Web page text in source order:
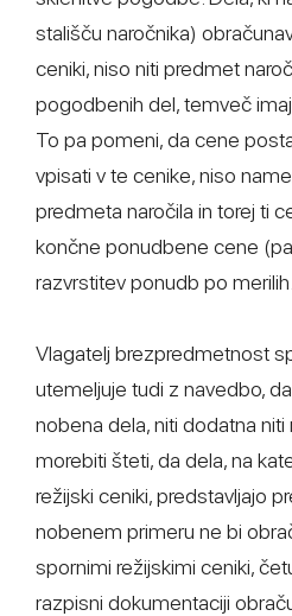
stališču naročnika)
ceniki, niso niti predmet
pogodbenih del, temveč
To pa pomeni, da cene
vpisati v te cenike, niso
predmeta naročila in torej ti
končne ponudbene cene
razvrstitev ponudb po merilih.
Vlagatelj brezpredmetnost
utemeljuje tudi z navedbo,
nobena dela, niti dodatna
morebiti šteti, da dela, na
režijski ceniki, predstavljajo
nobenem primeru ne bi
spornimi režijskimi ceniki,
razpisni dokumentaciji